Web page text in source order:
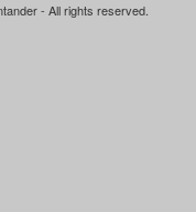
- All rights reserved.